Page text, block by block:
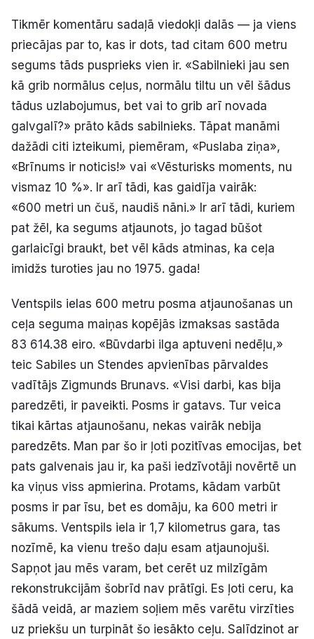
Tikmēr komentāru sadaļā viedokļi dalās — ja viens
priecājas par to, kas ir dots, tad citam 600 metru
segums tāds pusprieks vien ir. «Sabilnieki jau sen
kā grib normālus ceļus, normālu tiltu un vēl šādus
tādus uzlabojumus, bet vai to grib arī novada
galvgalī?» prāto kāds sabilnieks. Tāpat manāmi
dažādi citi izteikumi, piemēram, «Puslaba ziņa»,
«Brīnums ir noticis!» vai «Vēsturisks moments, nu
vismaz 10 %». Ir arī tādi, kas gaidīja vairāk:
«600 metri un čuš, naudiš nāni.» Ir arī tādi, kuriem
pat žēl, ka segums atjaunots, jo tagad būšot
garlaicīgi braukt, bet vēl kāds atminas, ka ceļa
imidžs turoties jau no 1975. gada!
Ventspils ielas 600 metru posma atjaunošanas un
ceļa seguma maiņas kopējās izmaksas sastāda
83 614.38 eiro. «Būvdarbi ilga aptuveni nedēļu,»
teic Sabiles un Stendes apvienības pārvaldes
vadītājs Zigmunds Brunavs. «Visi darbi, kas bija
paredzēti, ir paveikti. Posms ir gatavs. Tur veica
tikai kārtas atjaunošanu, nekas vairāk nebija
paredzēts. Man par šo ir ļoti pozitīvas emocijas, bet
pats galvenais jau ir, ka paši iedzīvotāji novērtē un
ka viņus viss apmierina. Protams, kādam varbūt
posms ir par īsu, bet es domāju, ka 600 metri ir
sākums. Ventspils iela ir 1,7 kilometrus gara, tas
nozīmē, ka vienu trešo daļu esam atjaunojuši.
Sapņot jau mēs varam, bet cerēt uz milzīgām
rekonstrukcijām šobrīd nav prātīgi. Es ļoti ceru, ka
šādā veidā, ar maziem soļiem mēs varētu virzīties
uz priekšu un turpināt šo iesākto ceļu. Salīdzinot ar